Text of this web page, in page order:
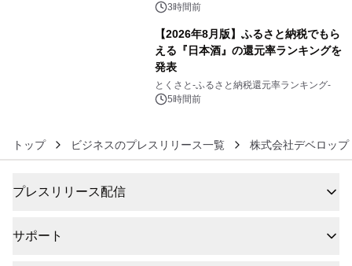
3時間前
【2026年8月版】ふるさと納税でもら
える『日本酒』の還元率ランキングを
発表
とくさと-ふるさと納税還元率ランキング-
5時間前
トップ ビジネスのプレスリリース一覧 株式会社デベロップ
プレスリリース配信
サポート